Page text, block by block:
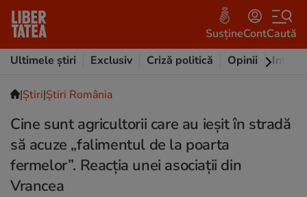
SusțineContCaută
Ultimele știri
Exclusiv Criză politică Opinii
|Ştiri|Știri România
Cine sunt agricultorii care au ieșit în stradă
să acuze „falimentul de la poarta
fermelor”. Reacția unei asociații din
Vrancea